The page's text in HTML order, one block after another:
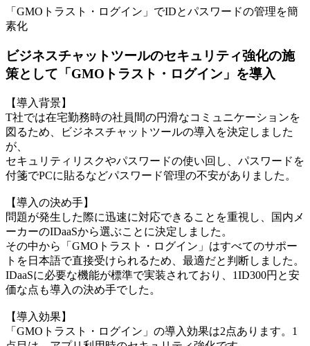
「GMOトラスト・ログイン」でIDとパスワードの管理を簡
素化
ビジネスチャットツールのセキュリティ強化の施
策として「GMOトラスト・ログイン」を導入
【導入背景】
T社では在宅勤務時の社員間の円滑なコミュニケーションを
図るため、ビジネスチャットツールの導入を決定しました
が、
セキュリティリスクやパスワードの使い回し、パスワードを
付箋でPCに貼るなどパスワード管理の不安がありました。
【導入の決め手】
問題が発生した際に迅速に対応できることを重視し、国内メ
ーカーのIDaaSから選ぶことに決定しました。
その中から「GMOトラスト・ログイン」はすべてのサポー
トを日本語で直接受けられるため、最適だと判断しました。
IDaaSに必要な機能が標準で実装されており、1ID300円と安
価な点も導入の決め手でした。
【導入効果】
「GMOトラスト・ログイン」の導入効果は2点あります。1